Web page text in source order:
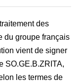
des
du groupe français
vient de signer
SO.GE.B.ZRITA,
les termes de